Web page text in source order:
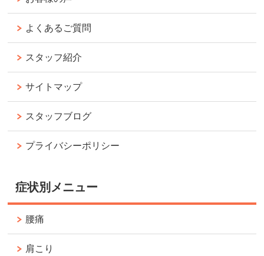
よくあるご質問
スタッフ紹介
サイトマップ
スタッフブログ
プライバシーポリシー
症状別メニュー
腰痛
肩こり